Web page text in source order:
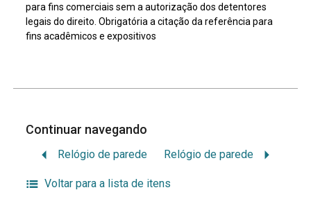
para fins comerciais sem a autorização dos detentores
legais do direito. Obrigatória a citação da referência para
fins acadêmicos e expositivos
Continuar navegando
Relógio de parede Relógio de parede
Voltar para a lista de itens